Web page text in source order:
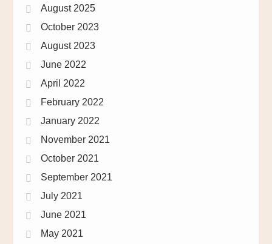
August 2025
October 2023
August 2023
June 2022
April 2022
February 2022
January 2022
November 2021
October 2021
September 2021
July 2021
June 2021
May 2021